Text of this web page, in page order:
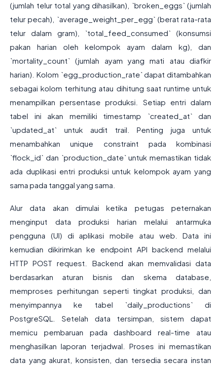
(jumlah telur total yang dihasilkan), `broken_eggs` (jumlah
telur pecah), `average_weight_per_egg` (berat rata-rata
telur dalam gram), `total_feed_consumed` (konsumsi
pakan harian oleh kelompok ayam dalam kg), dan
`mortality_count` (jumlah ayam yang mati atau diafkir
harian). Kolom `egg_production_rate` dapat ditambahkan
sebagai kolom terhitung atau dihitung saat runtime untuk
menampilkan persentase produksi. Setiap entri dalam
tabel ini akan memiliki timestamp `created_at` dan
`updated_at` untuk audit trail. Penting juga untuk
menambahkan unique constraint pada kombinasi
`flock_id` dan `production_date` untuk memastikan tidak
ada duplikasi entri produksi untuk kelompok ayam yang
sama pada tanggal yang sama.
Alur data akan dimulai ketika petugas peternakan
menginput data produksi harian melalui antarmuka
pengguna (UI) di aplikasi mobile atau web. Data ini
kemudian dikirimkan ke endpoint API backend melalui
HTTP POST request. Backend akan memvalidasi data
berdasarkan aturan bisnis dan skema database,
memproses perhitungan seperti tingkat produksi, dan
menyimpannya ke tabel `daily_productions` di
PostgreSQL. Setelah data tersimpan, sistem dapat
memicu pembaruan pada dashboard real-time atau
menghasilkan laporan terjadwal. Proses ini memastikan
data yang akurat, konsisten, dan tersedia secara instan